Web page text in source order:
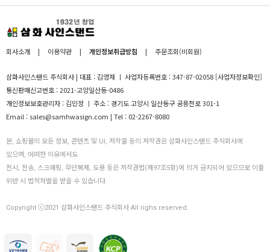
회사소개 | 이용약관 | 개인정보취급방침 | 주문조회(비회원)
삼화사인스탠드 주식회사 | 대표 : 김영재 ㅣ 사업자등록번호 : 347-87-02058 [사업자정보확인]
통신판매신고번호 : 2021-고양일산동-0486
개인정보보호관리자 : 김민정 ㅣ 주소 : 경기도 고양시 일산동구 공릉천로 301-1
Email : sales@samhwasign.com | Tel : 02-2267-8080
본, 쇼핑몰의 모든 정보, 콘텐츠 및 UI, 저작물 등의 저작권은 삼화사인스탠드 주식회사에
있으며, 어떠한 이유에서도
전시, 전송, 스크래핑, 무단복제, 도용 등은 저작권법(제97조5항)에 의거 금지되어 있으므로 이를
위반 시 법적처벌을 받을 수 있습니다.
Copyright ⓒ2021 삼화사인스탠드 주식회사 All righs reserved.